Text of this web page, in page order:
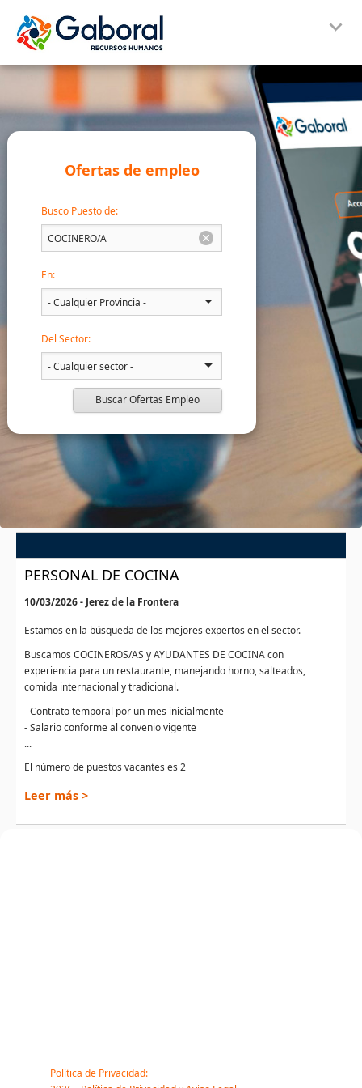
Ofertas de empleo
Busco Puesto de:
En:
Del Sector:
Buscar Ofertas Empleo
PERSONAL DE COCINA
10/03/2026 - Jerez de la Frontera
Estamos en la búsqueda de los mejores expertos en el sector.
Buscamos COCINEROS/AS y AYUDANTES DE COCINA con
experiencia para un restaurante, manejando horno, salteados,
comida internacional y tradicional.
- Contrato temporal por un mes inicialmente
- Salario conforme al convenio vigente
...
El número de puestos vacantes es 2
Leer más >
Política de Privacidad: